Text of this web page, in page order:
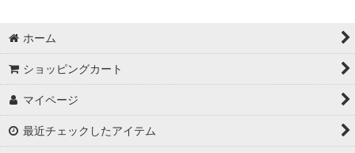
ホーム
ショッピングカート
マイページ
最近チェックしたアイテム